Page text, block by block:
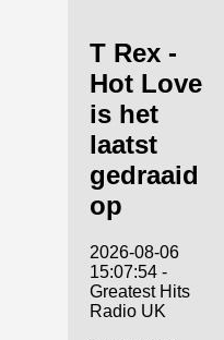
T Rex -
Hot Love
is het
laatst
gedraaid
op
2026-08-06
15:07:54 -
Greatest Hits
Radio UK